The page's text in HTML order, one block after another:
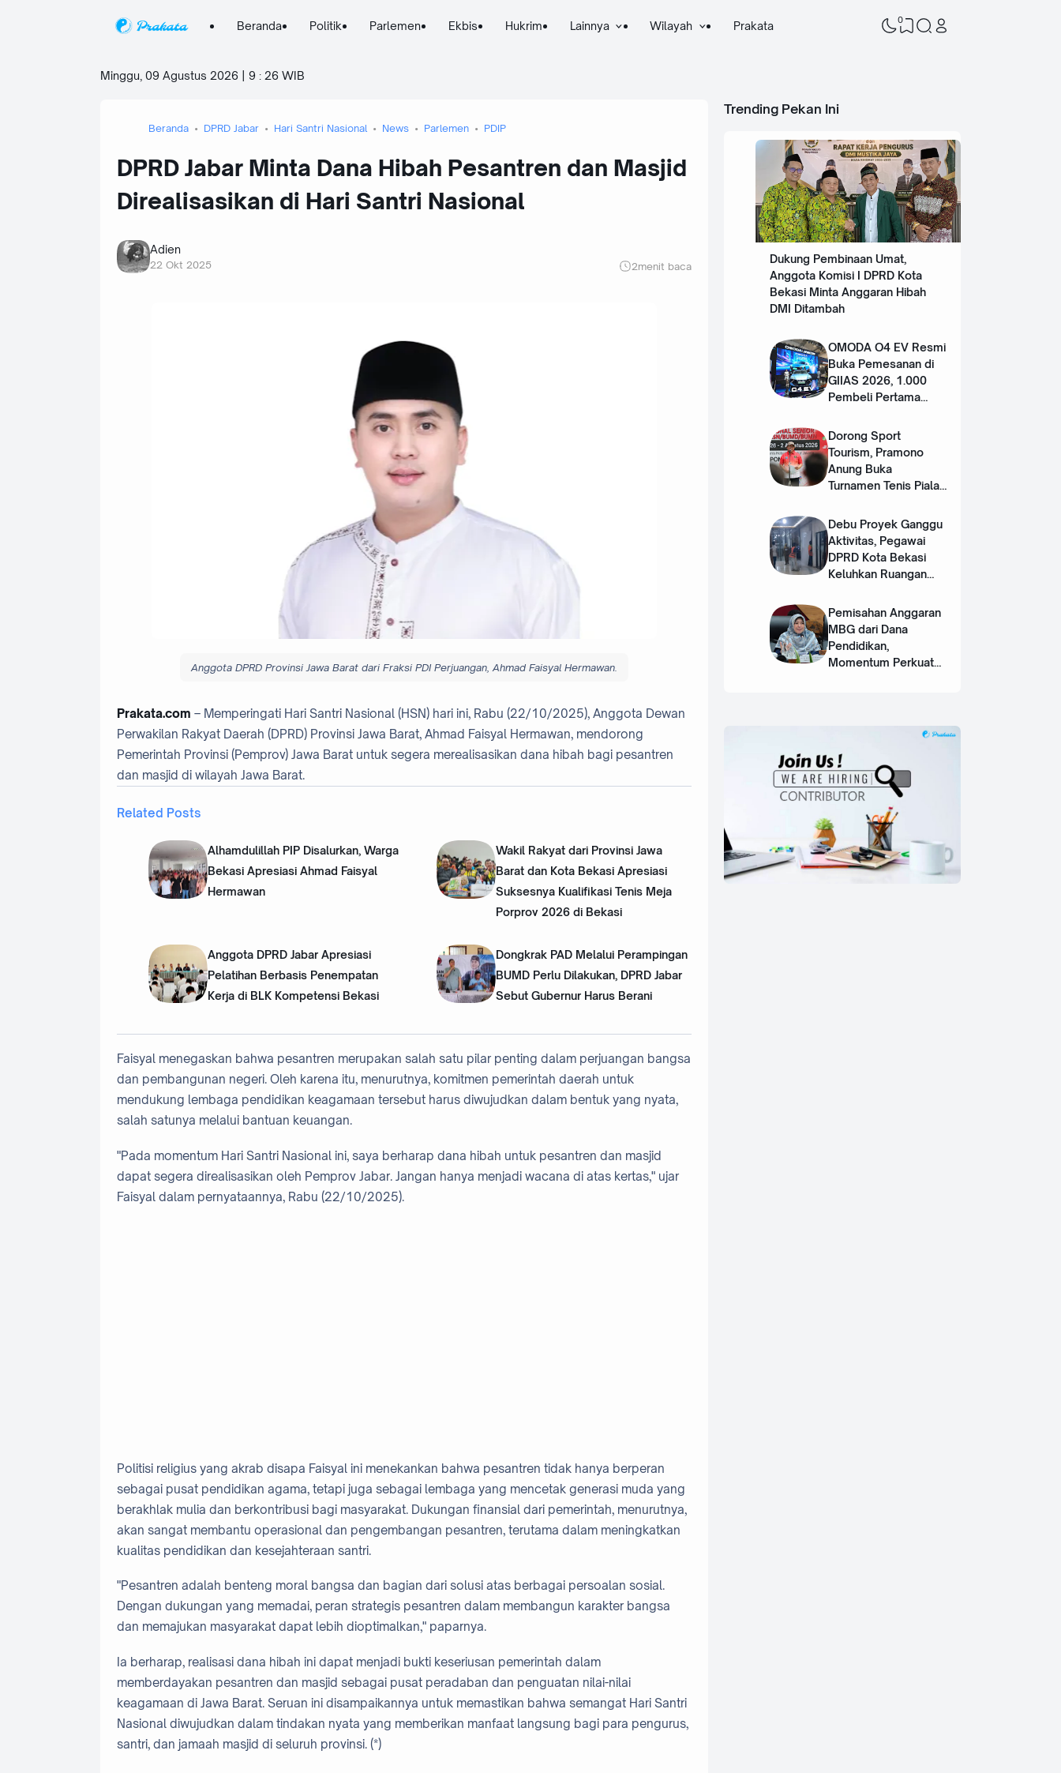
Beranda Politik Parlemen Ekbis Hukrim Lainnya Wilayah Prakata 0
Minggu, 09 Agustus 2026 | 9 : 26 WIB
Beranda DPRD Jabar Hari Santri Nasional News Parlemen PDIP
DPRD Jabar Minta Dana Hibah Pesantren dan Masjid
Direalisasikan di Hari Santri Nasional
Adien
22 Okt 2025 2menit baca
Anggota DPRD Provinsi Jawa Barat dari Fraksi PDI Perjuangan, Ahmad Faisyal Hermawan.
Prakata.com – Memperingati Hari Santri Nasional (HSN) hari ini, Rabu (22/10/2025), Anggota Dewan
Perwakilan Rakyat Daerah (DPRD) Provinsi Jawa Barat, Ahmad Faisyal Hermawan, mendorong
Pemerintah Provinsi (Pemprov) Jawa Barat untuk segera merealisasikan dana hibah bagi pesantren
dan masjid di wilayah Jawa Barat.
Related Posts
Alhamdulillah PIP Disalurkan, Warga
Bekasi Apresiasi Ahmad Faisyal
Hermawan
Wakil Rakyat dari Provinsi Jawa
Barat dan Kota Bekasi Apresiasi
Suksesnya Kualifikasi Tenis Meja
Porprov 2026 di Bekasi
Anggota DPRD Jabar Apresiasi
Pelatihan Berbasis Penempatan
Kerja di BLK Kompetensi Bekasi
Dongkrak PAD Melalui Perampingan
BUMD Perlu Dilakukan, DPRD Jabar
Sebut Gubernur Harus Berani
Faisyal menegaskan bahwa pesantren merupakan salah satu pilar penting dalam perjuangan bangsa
dan pembangunan negeri. Oleh karena itu, menurutnya, komitmen pemerintah daerah untuk
mendukung lembaga pendidikan keagamaan tersebut harus diwujudkan dalam bentuk yang nyata,
salah satunya melalui bantuan keuangan.
"Pada momentum Hari Santri Nasional ini, saya berharap dana hibah untuk pesantren dan masjid
dapat segera direalisasikan oleh Pemprov Jabar. Jangan hanya menjadi wacana di atas kertas," ujar
Faisyal dalam pernyataannya, Rabu (22/10/2025).
Politisi religius yang akrab disapa Faisyal ini menekankan bahwa pesantren tidak hanya berperan
sebagai pusat pendidikan agama, tetapi juga sebagai lembaga yang mencetak generasi muda yang
berakhlak mulia dan berkontribusi bagi masyarakat. Dukungan finansial dari pemerintah, menurutnya,
akan sangat membantu operasional dan pengembangan pesantren, terutama dalam meningkatkan
kualitas pendidikan dan kesejahteraan santri.
"Pesantren adalah benteng moral bangsa dan bagian dari solusi atas berbagai persoalan sosial.
Dengan dukungan yang memadai, peran strategis pesantren dalam membangun karakter bangsa
dan memajukan masyarakat dapat lebih dioptimalkan," paparnya.
Ia berharap, realisasi dana hibah ini dapat menjadi bukti keseriusan pemerintah dalam
memberdayakan pesantren dan masjid sebagai pusat peradaban dan penguatan nilai-nilai
keagamaan di Jawa Barat. Seruan ini disampaikannya untuk memastikan bahwa semangat Hari Santri
Nasional diwujudkan dalam tindakan nyata yang memberikan manfaat langsung bagi para pengurus,
santri, dan jamaah masjid di seluruh provinsi. (*)
Trending Pekan Ini
Dukung Pembinaan Umat,
Anggota Komisi I DPRD Kota
Bekasi Minta Anggaran Hibah
DMI Ditambah
OMODA O4 EV Resmi
Buka Pemesanan di
GIIAS 2026, 1.000
Pembeli Pertama
Juta
Dorong Sport
Tourism, Pramono
Anung Buka
Turnamen Tenis Piala
‎Debu Proyek Ganggu
Aktivitas, Pegawai
DPRD Kota Bekasi
Keluhkan Ruangan
Pemisahan Anggaran
MBG dari Dana
Pendidikan,
Momentum Perkuat